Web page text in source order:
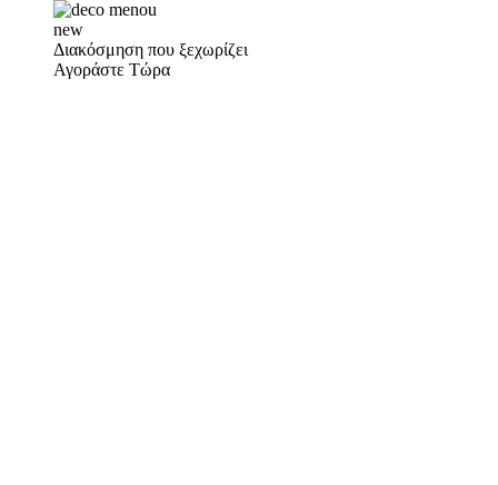
new
Διακόσμηση που ξεχωρίζει
Αγοράστε Τώρα